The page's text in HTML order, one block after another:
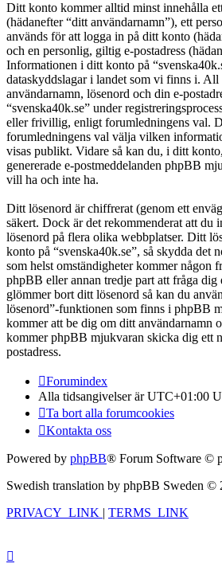
Ditt konto kommer alltid minst innehålla
(hädanefter “ditt användarnamn”), ett
används för att logga in på ditt konto
och en personlig, giltig e-postadress
Informationen i ditt konto på
dataskyddslagar i landet som vi finns i.
användarnamn, lösenord och din e-
“svenska40k.se” under
eller frivillig, enligt forumledningens val.
forumledningens val välja vilken
visas publikt. Vidare så kan du, i ditt
genererade e-postmeddelanden phpBB
vill ha och inte ha.
Ditt lösenord är chiffrerat (genom ett
säkert. Dock är det rekommenderat att du
lösenord på flera olika webbplatser. Ditt
konto på “svenska40k.se”, så skydda det
som helst omständigheter kommer någon
phpBB eller annan tredje part att fråga
glömmer bort ditt lösenord så kan du
lösenord”-funktionen som finns i phpBB
kommer att be dig om ditt användarnamn
kommer phpBB mjukvaran skicka dig ett
postadress.
Forumindex
Alla tidsangivelser är UTC+01:00
Ta bort alla forumcookies
Kontakta oss
Powered by phpBB® Forum Software ©
Swedish translation by phpBB Sweden ©
PRIVACY_LINK | TERMS_LINK